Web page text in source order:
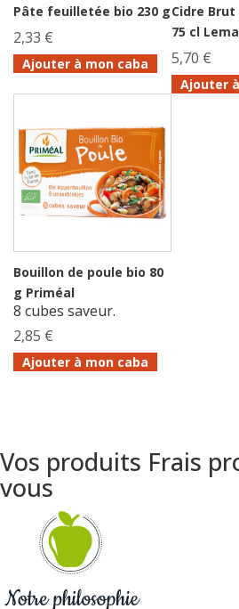
Pâte feuilletée bio 230 g
2,33 €
Ajouter à mon caba
Cidre
75 cl
5,70 €
Ajouter
Bouillon de poule bio 80
g Priméal
8 cubes saveur.
2,85 €
Ajouter à mon caba
Vos produits Frais
vous